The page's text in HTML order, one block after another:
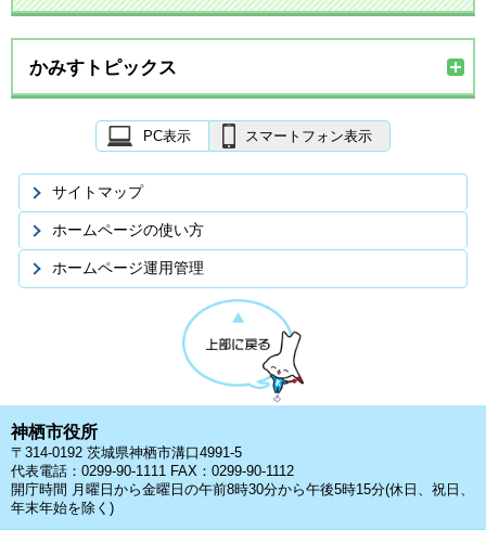
かみすトピックス
PC表示 スマートフォン表示
サイトマップ
ホームページの使い方
ホームページ運用管理
神栖市役所
〒314-0192 茨城県神栖市溝口4991-5
代表電話：0299-90-1111 FAX：0299-90-1112
開庁時間 月曜日から金曜日の午前8時30分から午後5時15分(休日、祝日、
年末年始を除く)